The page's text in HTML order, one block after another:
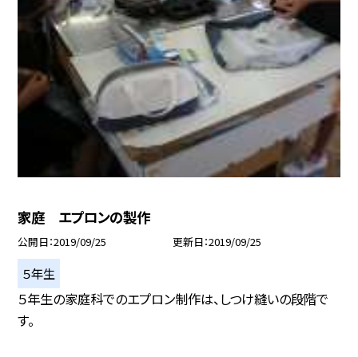
家庭 エプロンの製作
公開日 2019/09/25 更新日 2019/09/25
５年生
５年生の家庭科でのエプロン制作は、しつけ縫いの段階で
す。